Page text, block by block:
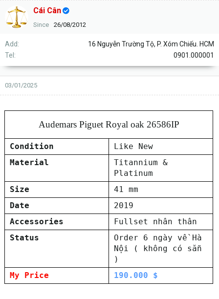
Cái Cân
Since 26/08/2012
Add
16 Nguyễn Trường Tộ, P. Xóm Chiếu. HCM
Tel
0901.000001
03/01/2025
Audemars Piguet Royal oak 26586IP
Condition
Like New
Material
Titannium &
Platinum
Size
41 mm
Date
2019
Accessories
Fullset nhân thân
Status
Order 6 ngày về Hà
Nội ( không có sẵn
)
My Price
190.000 $